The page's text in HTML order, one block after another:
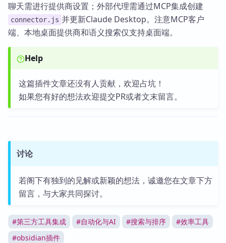
聊天需进行提供商设置；外部代理需通过MCP集成创建
connector.js 并更新Claude Desktop。注意MCP客户
端、本地桌面提供商和语义搜索仅支持桌面端。
Help
这篇插件文章还没有人贡献，欢迎占坑！
如果您有好的想法欢迎提交PR或者文末留言。
讨论
若阁下有独到的见解或新颖的想法，诚邀您在文章下方
留言，与大家共同探讨。
#第三方工具集成 #自动化与AI #搜索与排序 #效率工具
#obsidian插件